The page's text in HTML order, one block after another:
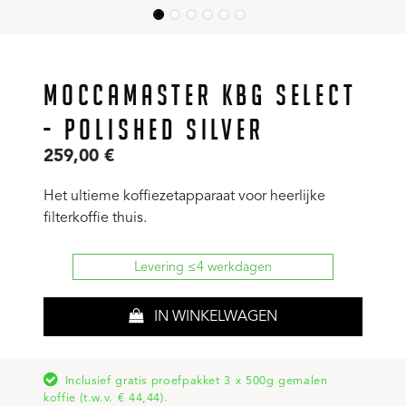
MOCCAMASTER KBG SELECT
- POLISHED SILVER
259,00 €
Het ultieme koffiezetapparaat voor heerlijke
filterkoffie thuis.
Levering ≤4 werkdagen
IN WINKELWAGEN
Inclusief gratis proefpakket 3 x 500g gemalen
koffie (t.w.v. € 44,44).